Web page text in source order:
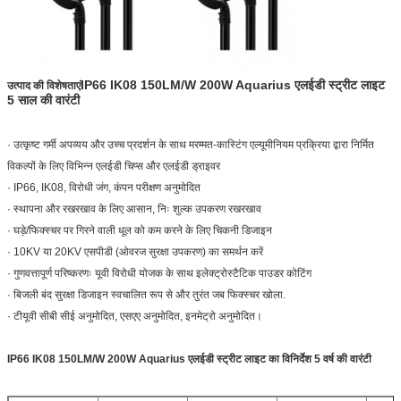
उत्पाद की विशेषताएंIP66 IK08 150LM/W 200W Aquarius एलईडी स्ट्रीट लाइट
5 साल की वारंटी
· उत्कृष्ट गर्मी अपव्यय और उच्च प्रदर्शन के साथ मरम्मत-कास्टिंग एल्यूमीनियम प्रक्रिया द्वारा निर्मित
विकल्पों के लिए विभिन्न एलईडी चिप्स और एलईडी ड्राइवर
· IP66, IK08, विरोधी जंग, कंपन परीक्षण अनुमोदित
· स्थापना और रखरखाव के लिए आसान, निः शुल्क उपकरण रखरखाव
· घड़े/फिक्स्चर पर गिरने वाली धूल को कम करने के लिए चिकनी डिजाइन
· 10KV या 20KV एसपीडी (ओवरज सुरक्षा उपकरण) का समर्थन करें
· गुणवत्तापूर्ण परिष्करणः यूवी विरोधी योजक के साथ इलेक्ट्रोस्टैटिक पाउडर कोटिंग
· बिजली बंद सुरक्षा डिजाइन स्वचालित रूप से और तुरंत जब फिक्स्चर खोला.
· टीयूवी सीबी सीई अनुमोदित, एसएए अनुमोदित, इनमेट्रो अनुमोदित।
IP66 IK08 150LM/W 200W Aquarius एलईडी स्ट्रीट लाइट का विनिर्देश 5 वर्ष की वारंटी